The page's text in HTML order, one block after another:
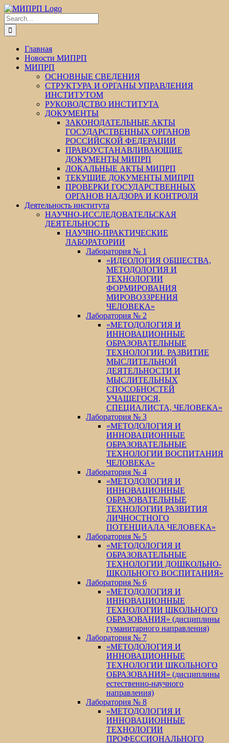
Skip
to
content
Facebook
Twitter
Instagram
Pinterest
Search
for:
Главная
Новости МИПРП
МИПРП
ОСНОВНЫЕ СВЕДЕНИЯ
СТРУКТУРА И ОРГАНЫ УПРАВЛЕНИЯ
ИНСТИТУТОМ
РУКОВОДСТВО ИНСТИТУТА
ДОКУМЕНТЫ
ЗАКОНОДАТЕЛЬНЫЕ АКТЫ
ГОСУДАРСТВЕННЫХ ОРГАНОВ
РОССИЙСКОЙ ФЕДЕРАЦИИ
ПРАВОУСТАНАВЛИВАЮЩИЕ
ДОКУМЕНТЫ МИПРП
ЛОКАЛЬНЫЕ АКТЫ МИПРП
ТЕКУЩИЕ ДОКУМЕНТЫ МИПРП
ПРОВЕРКИ ГОСУДАРСТВЕННЫХ
ОРГАНОВ НАДЗОРА И КОНТРОЛЯ
Деятельность института
НАУЧНО-ИССЛЕДОВАТЕЛЬСКАЯ
ДЕЯТЕЛЬНОСТЬ
НАУЧНО-ПРАКТИЧЕСКИЕ
ЛАБОРАТОРИИ
Лаборатория № 1
«ИДЕОЛОГИЯ ОБЩЕСТВА,
МЕТОДОЛОГИЯ И
ТЕХНОЛОГИИ
ФОРМИРОВАНИЯ
МИРОВОЗЗРЕНИЯ
ЧЕЛОВЕКА»
Лаборатория № 2
«МЕТОДОЛОГИЯ И
ИННОВАЦИОННЫЕ
ОБРАЗОВАТЕЛЬНЫЕ
ТЕХНОЛОГИИ. РАЗВИТИЕ
МЫСЛИТЕЛЬНОЙ
ДЕЯТЕЛЬНОСТИ И
МЫСЛИТЕЛЬНЫХ
СПОСОБНОСТЕЙ
УЧАЩЕГОСЯ,
СПЕЦИАЛИСТА, ЧЕЛОВЕКА»
Лаборатория № 3
«МЕТОДОЛОГИЯ И
ИННОВАЦИОННЫЕ
ОБРАЗОВАТЕЛЬНЫЕ
ТЕХНОЛОГИИ ВОСПИТАНИЯ
ЧЕЛОВЕКА»
Лаборатория № 4
«МЕТОДОЛОГИЯ И
ИННОВАЦИОННЫЕ
ОБРАЗОВАТЕЛЬНЫЕ
ТЕХНОЛОГИИ РАЗВИТИЯ
ЛИЧНОСТНОГО
ПОТЕНЦИАЛА ЧЕЛОВЕКА»
Лаборатория № 5
«МЕТОДОЛОГИЯ И
ОБРАЗОВАТЕЛЬНЫЕ
ТЕХНОЛОГИИ ДОШКОЛЬНО-
ШКОЛЬНОГО ВОСПИТАНИЯ»
Лаборатория № 6
«МЕТОДОЛОГИЯ И
ИННОВАЦИОННЫЕ
ТЕХНОЛОГИИ ШКОЛЬНОГО
ОБРАЗОВАНИЯ» (дисциплины
гуманитарного направления)
Лаборатория № 7
«МЕТОДОЛОГИЯ И
ИННОВАЦИОННЫЕ
ТЕХНОЛОГИИ ШКОЛЬНОГО
ОБРАЗОВАНИЯ» (дисциплины
естественно-научного
направления)
Лаборатория № 8
«МЕТОДОЛОГИЯ И
ИННОВАЦИОННЫЕ
ТЕХНОЛОГИИ
ПРОФЕССИОНАЛЬНОГО